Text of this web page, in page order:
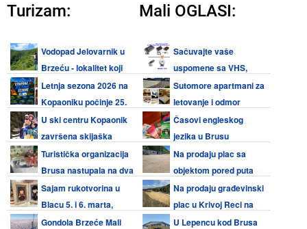
Turizam:
Vodopad Jelovarnik u
Brzeću - lokalitet koji
vredi posetitiLetnja sezona 2026 na
Kopaoniku počinje 25.
juna, na Torniku 27. juna
U ski centru Kopaonik
završena skijaška
sezona Turistička organizacija
Brusa nastupala na dva
međunarodna sajma turizma
Sajam rukotvorina u
Blacu 5. i 6. marta,
prijave do 2. marta
Gondola Brzeće Mali
Mali OGLASI:
Sačuvajte vaše
uspomene sa VHS,
Video 8, Hi8, Mini DV kaseta i
audio kaseta
Sutomore apartmani za
letovanje i odmor
Časovi engleskog
jezika u Brusu
Na prodaju plac sa
objektom pored puta
Kruševac - BrusNa prodaju građevinski
plac u Krivoj Reci na
KopaonikuU Lepencu kod Brusa